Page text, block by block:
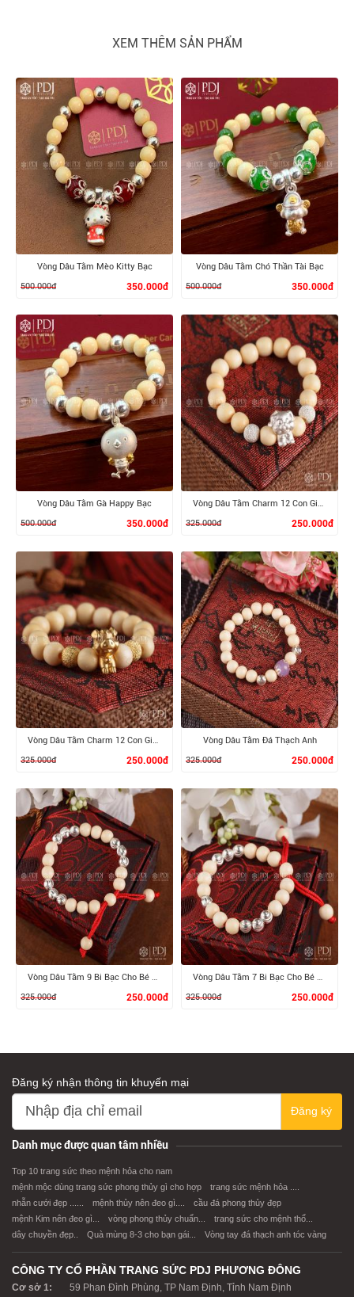
XEM THÊM SẢN PHẨM
XEM CHI TIẾT
Vòng Dâu Tằm Mèo Kitty Bạc
500.000đ
350.000đ
XEM CHI TIẾT
Vòng Dâu Tằm Chó Thần Tài Bạc
500.000đ
350.000đ
XEM CHI TIẾT
Vòng Dâu Tằm Gà Happy Bạc
500.000đ
350.000đ
XEM CHI TIẾT
Vòng Dâu Tằm Charm 12 Con Giáp Bạc Ta
325.000đ
250.000đ
XEM CHI TIẾT
Vòng Dâu Tằm Charm 12 Con Giáp Bạc Si Vàng
325.000đ
250.000đ
XEM CHI TIẾT
Vòng Dâu Tằm Đá Thạch Anh
325.000đ
250.000đ
Vòng Dâu Tằm 9 Bi Bạc Cho Bé Gái
325.000đ
250.000đ
Vòng Dâu Tằm 7 Bi Bạc Cho Bé Trai
325.000đ
250.000đ
Đăng ký nhận thông tin khuyến mại
Đăng ký
Danh mục được quan tâm nhiều
Top 10 trang sức theo mệnh hỏa cho nam
mệnh mộc dùng trang sức phong thủy gì cho hợp
trang sức mệnh hỏa ....
nhẫn cưới đẹp ......
mệnh thủy nên đeo gì....
cầu đá phong thủy đẹp
mệnh Kim nên đeo gì...
vòng phong thủy chuẩn...
trang sức cho mệnh thổ...
dây chuyền đẹp..
Quà mùng 8-3 cho bạn gái... Vòng tay đá thạch anh tóc vàng
CÔNG TY CỔ PHẦN TRANG SỨC PDJ PHƯƠNG ĐÔNG
Cơ sở 1: 59 Phan Đình Phùng, TP Nam Định, Tỉnh Nam Định